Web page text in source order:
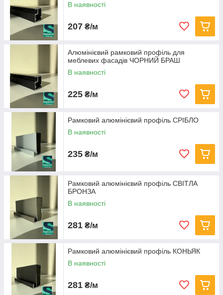
В наявності
207 ₴/м
Алюмінієвий рамковий профіль для
меблевих фасадів ЧОРНИЙ БРАШ
В наявності
225 ₴/м
Рамковий алюмінієвий профіль CРІБЛО
В наявності
235 ₴/м
Рамковий алюмінієвий профіль CВІТЛА
БРОНЗА
В наявності
281 ₴/м
Рамковий алюмінієвий профіль КОНЬЯК
В наявності
281 ₴/м